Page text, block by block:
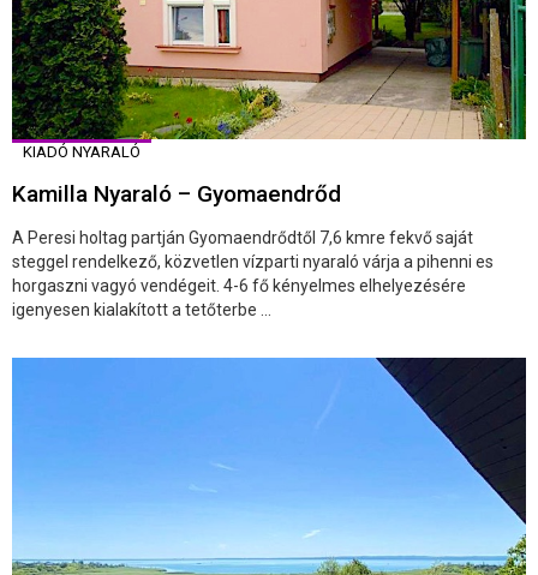
KIADÓ NYARALÓ
Kamilla Nyaraló – Gyomaendrőd
A Peresi holtag partján Gyomaendrődtől 7,6 kmre fekvő saját
steggel rendelkező, közvetlen vízparti nyaraló várja a pihenni es
horgaszni vagyó vendégeit. 4-6 fő kényelmes elhelyezésére
igenyesen kialakított a tetőterbe ...